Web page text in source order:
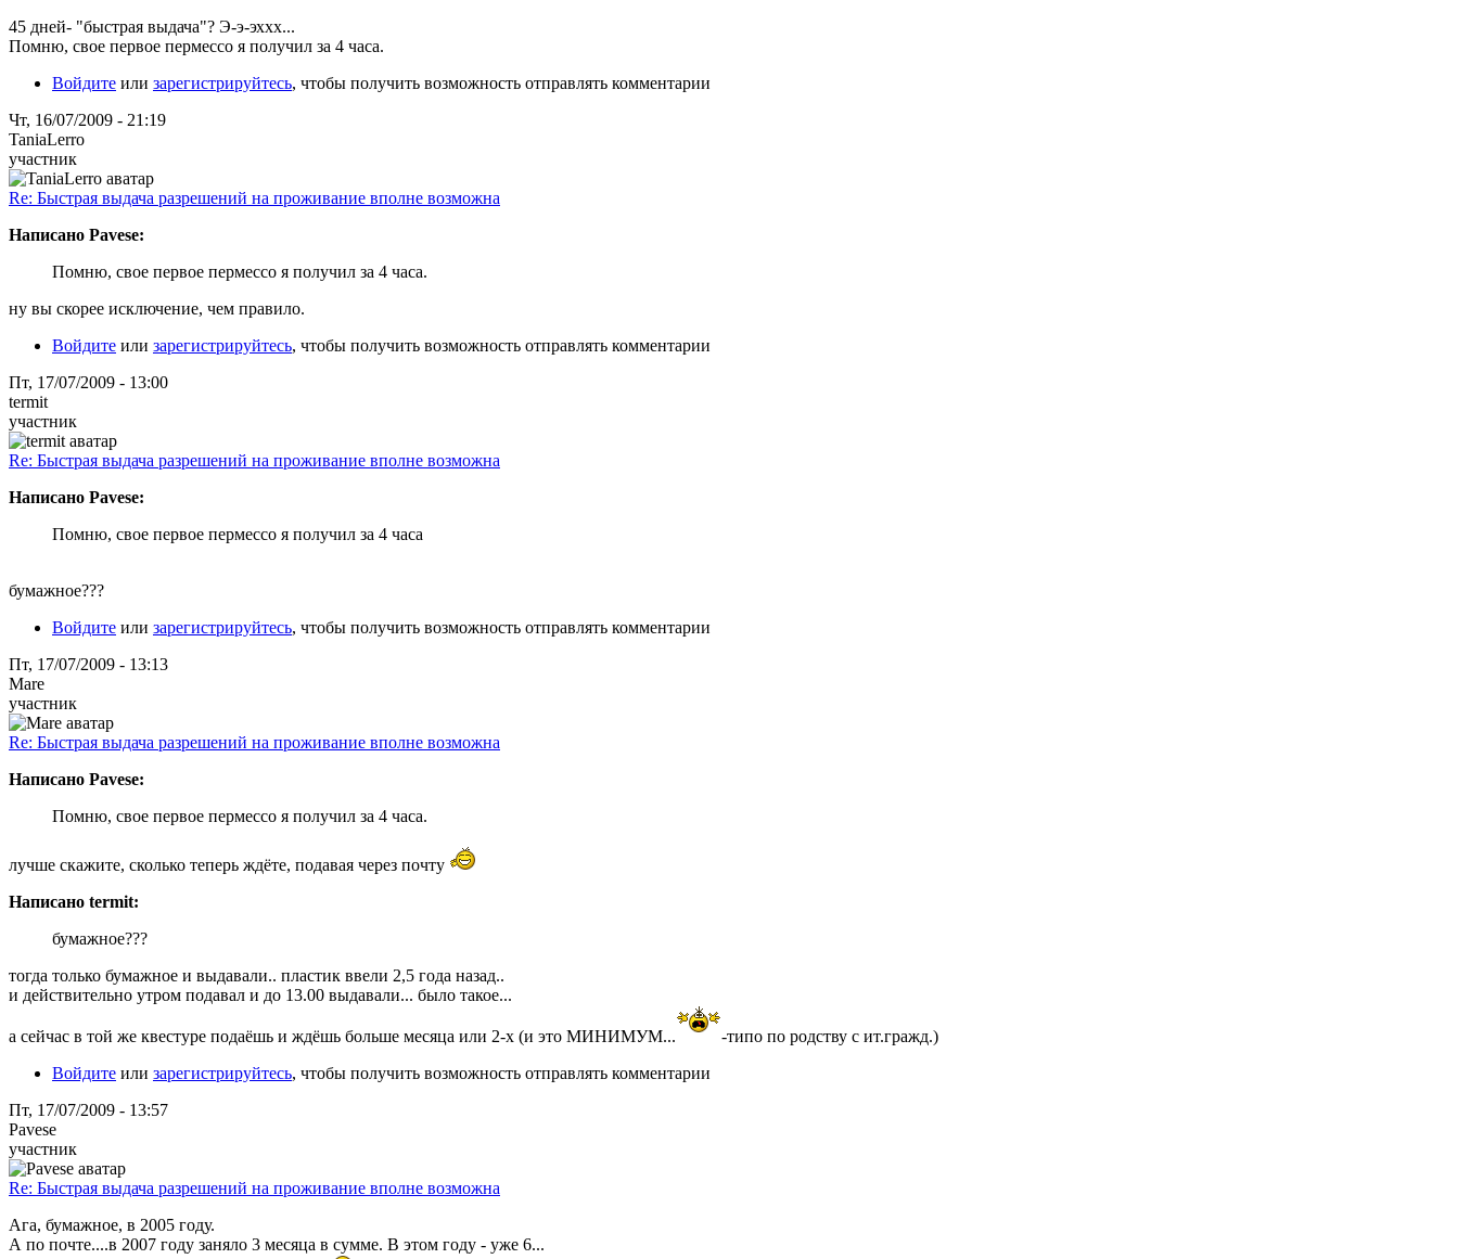
45 дней- "быстрая выдача"? Э-э-эххх...
Помню, свое первое пермессо я получил за 4 часа.
Войдите или зарегистрируйтесь, чтобы получить возможность отправлять комментарии
Чт, 16/07/2009 - 21:19
TaniaLerro
участник
Re: Быстрая выдача разрешений на проживание вполне возможна
Написано Pavese:
Помню, свое первое пермессо я получил за 4 часа.
ну вы скорее исключение, чем правило.
Войдите или зарегистрируйтесь, чтобы получить возможность отправлять комментарии
Пт, 17/07/2009 - 13:00
termit
участник
Re: Быстрая выдача разрешений на проживание вполне возможна
Написано Pavese:
Помню, свое первое пермессо я получил за 4 часа
бумажное???
Войдите или зарегистрируйтесь, чтобы получить возможность отправлять комментарии
Пт, 17/07/2009 - 13:13
Mare
участник
Re: Быстрая выдача разрешений на проживание вполне возможна
Написано Pavese:
Помню, свое первое пермессо я получил за 4 часа.
лучше скажите, сколько теперь ждёте, подавая через почту
Написано termit:
бумажное???
тогда только бумажное и выдавали.. пластик ввели 2,5 года назад..
и действительно утром подавал и до 13.00 выдавали... было такое...
а сейчас в той же квестуре подаёшь и ждёшь больше месяца или 2-х (и это МИНИМУМ...
-типо по родству с ит.гражд.)
Войдите или зарегистрируйтесь, чтобы получить возможность отправлять комментарии
Пт, 17/07/2009 - 13:57
Pavese
участник
Re: Быстрая выдача разрешений на проживание вполне возможна
Ага, бумажное, в 2005 году.
А по почте....в 2007 году заняло 3 месяца в сумме. В этом году - уже 6...